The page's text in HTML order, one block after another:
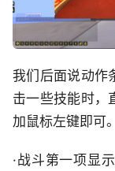
我们后面说动作
击一些技能时，
加鼠标左键即可。
·战斗第一项显